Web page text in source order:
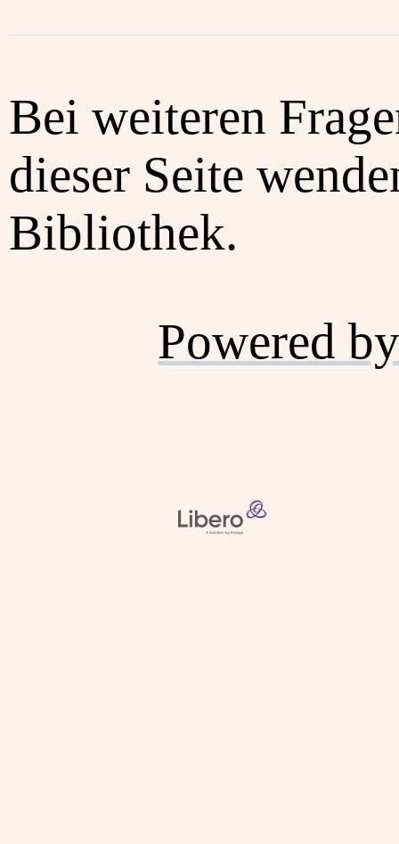
Bei weiteren
dieser Seite
Bibliothek.
Powered